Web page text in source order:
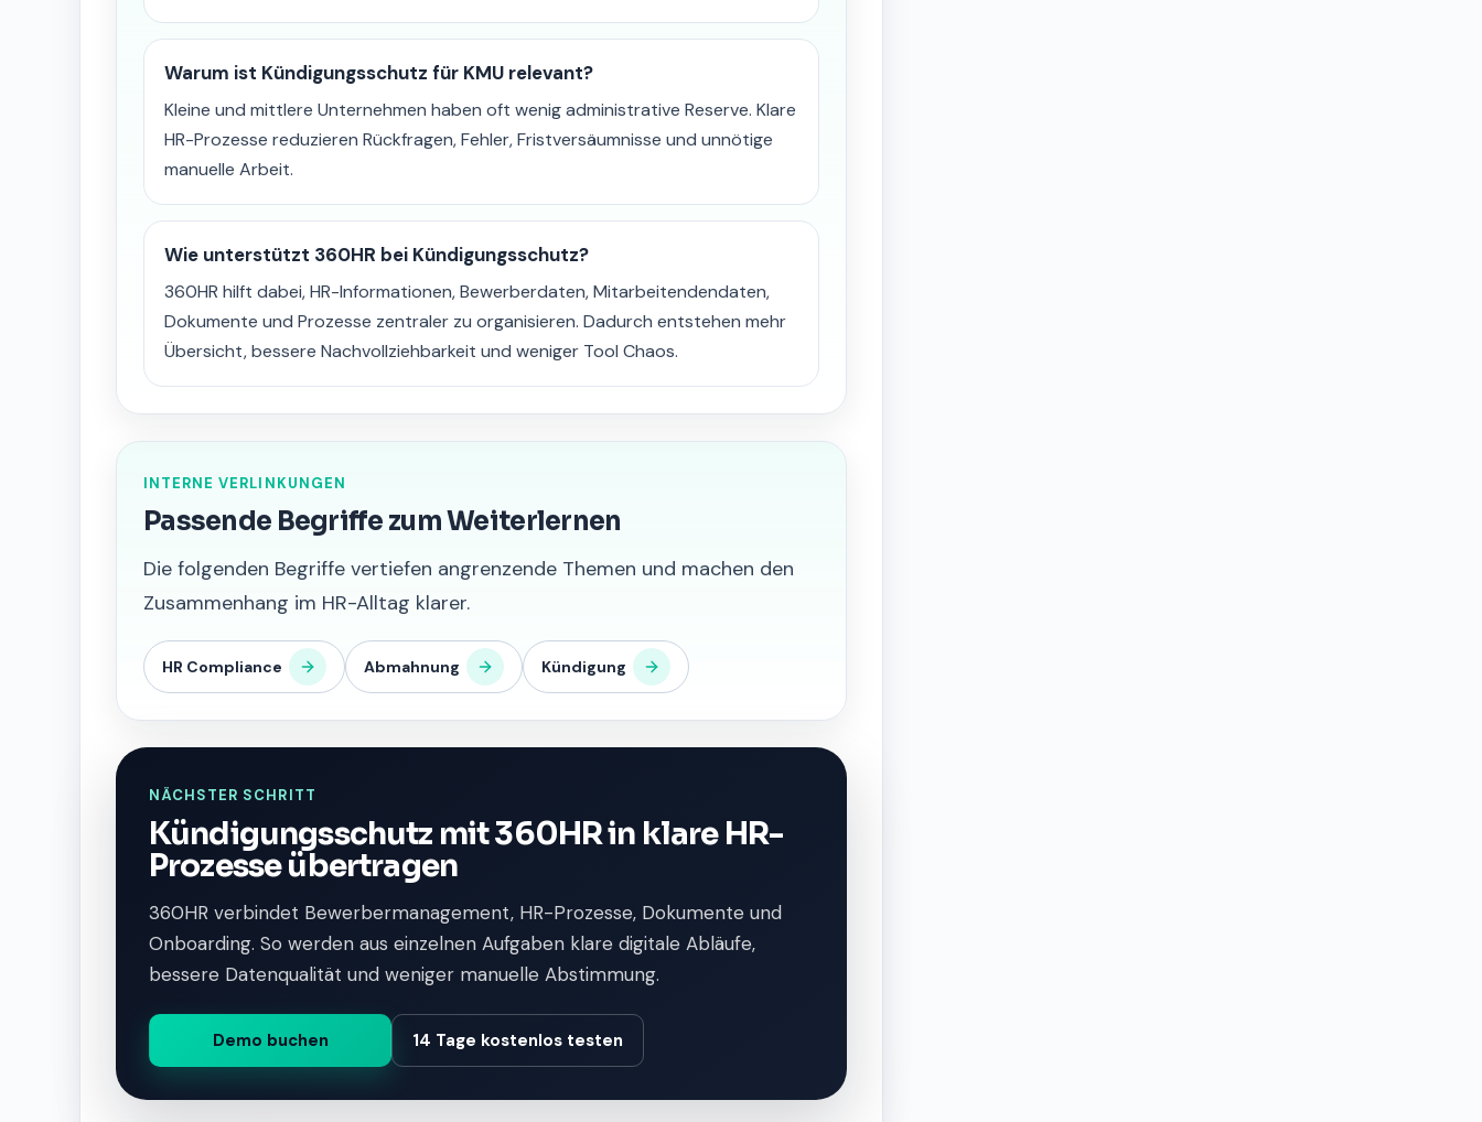
Warum ist Kündigungsschutz für KMU relevant?
Kleine und mittlere Unternehmen haben oft wenig administrative Reserve. Klare
HR-Prozesse reduzieren Rückfragen, Fehler, Fristversäumnisse und unnötige
manuelle Arbeit.
Wie unterstützt 360HR bei Kündigungsschutz?
360HR hilft dabei, HR-Informationen, Bewerberdaten, Mitarbeitendendaten,
Dokumente und Prozesse zentraler zu organisieren. Dadurch entstehen mehr
Übersicht, bessere Nachvollziehbarkeit und weniger Tool Chaos.
INTERNE VERLINKUNGEN
Passende Begriffe zum Weiterlernen
Die folgenden Begriffe vertiefen angrenzende Themen und machen den
Zusammenhang im HR-Alltag klarer.
HR Compliance Abmahnung Kündigung
NÄCHSTER SCHRITT
Kündigungsschutz mit 360HR in klare HR-
Prozesse übertragen
360HR verbindet Bewerbermanagement, HR-Prozesse, Dokumente und
Onboarding. So werden aus einzelnen Aufgaben klare digitale Abläufe,
bessere Datenqualität und weniger manuelle Abstimmung.
Demo buchen 14 Tage kostenlos testen